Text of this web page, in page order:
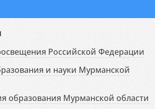
Российской Федерации
и науки Мурманской
образования Мурманской области